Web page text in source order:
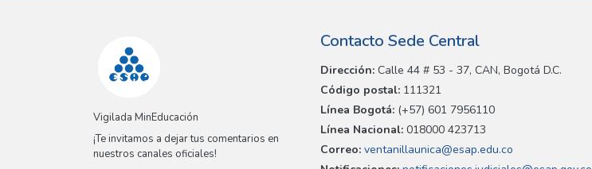
Vigilada MinEducación
¡Te invitamos a dejar tus comentarios en
nuestros canales oficiales!
Contacto Sede Central
Dirección: Calle 44 # 53 - 37, CAN, Bogotá D.C.
Código postal: 111321
Línea Bogotá: (+57) 601 7956110
Línea Nacional: 018000 423713
Correo: ventanillaunica@esap.edu.co